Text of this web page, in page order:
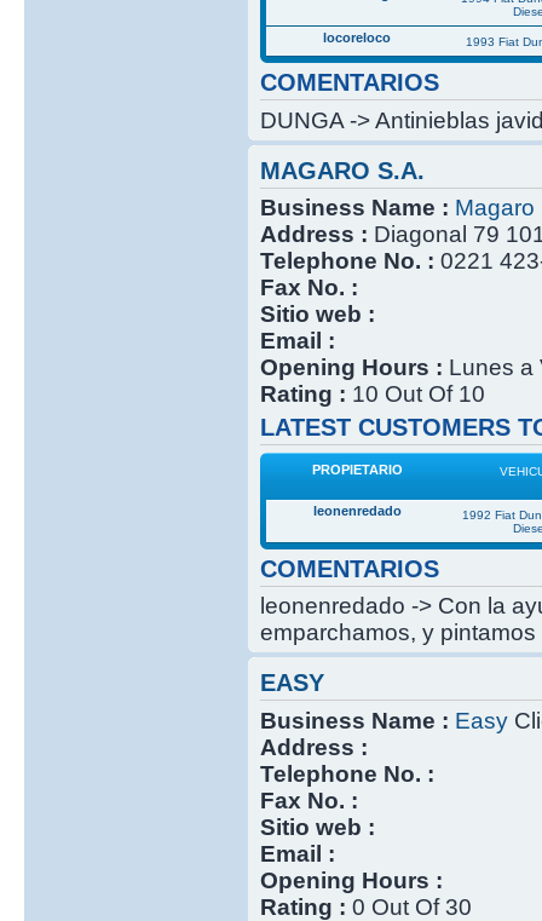
locoreloco 1993 Fiat
COMENTARIOS
DUNGA -> Antinieblas
MAGARO S.A.
Business Name : Magaro
Address : Diagonal 79
Telephone No. : 0221
Fax No. :
Sitio web :
Email :
Opening Hours : Lunes a
Rating : 10 Out Of 10
LATEST CUSTOMERS
PROPIETARIO
leonenredado
1992 Fiat
COMENTARIOS
leonenredado -> Con la
emparchamos, y
EASY
Business Name : Easy
Address :
Telephone No. :
Fax No. :
Sitio web :
Email :
Opening Hours :
Rating : 0 Out Of 30